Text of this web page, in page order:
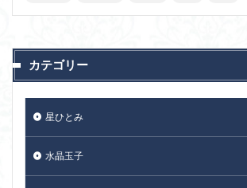
カテゴリー
星ひとみ
水晶玉子